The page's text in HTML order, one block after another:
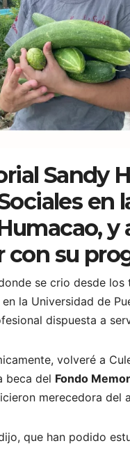
Sandy
en
y
su
se crio desde
la Universidad de
dispuesta a
volveré a
beca del Fondo
merecedora del
que han podido